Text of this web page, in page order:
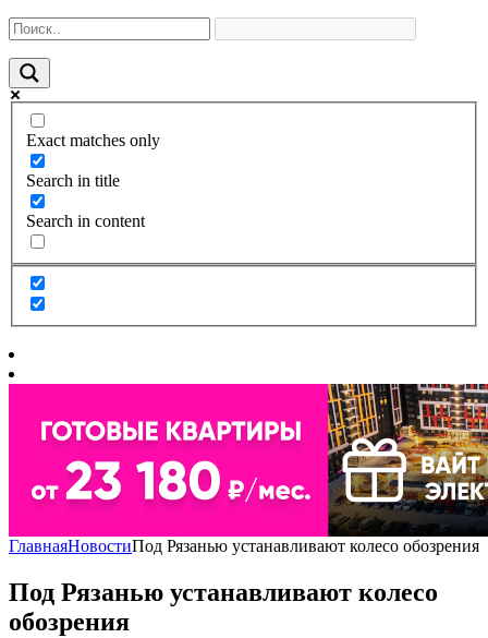
Exact matches only
Search in title
Search in content
ГлавнаяНовостиПод Рязанью устанавливают колесо обозрения
Под Рязанью устанавливают колесо
обозрения